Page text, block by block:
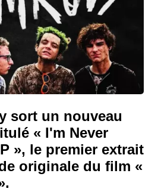
sort un nouveau
« I'm Never
», le premier extrait
originale du film «